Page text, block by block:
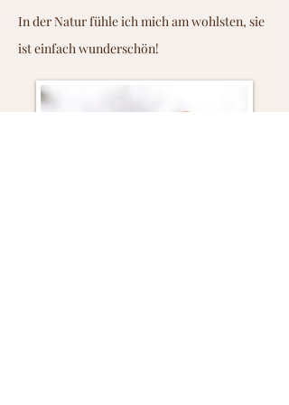
In der Natur fühle ich mich am wohlsten, sie
ist einfach wunderschön!